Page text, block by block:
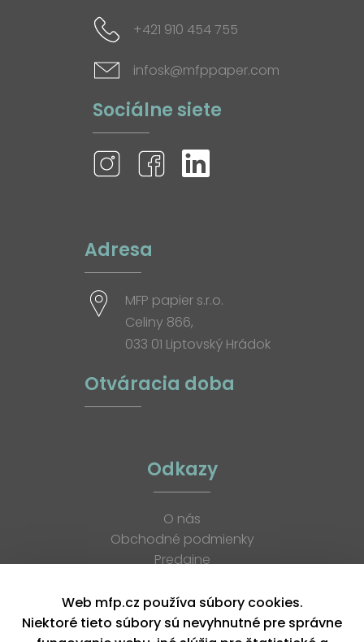
+421 910 454 755
infosk@mfppaper.com
Sociálne siete
Adresa
MFP papier s.r.o.
Celiny 866,
033 01 Liptovský Hrádok
Otváracia doba
Odkazy
O nás
Obchodné podmienky
Predajne
K stiahnutiu
Blog
Web mfp.cz používa súbory cookies.
Niektoré tieto súbory sú nevyhnutné pre správne